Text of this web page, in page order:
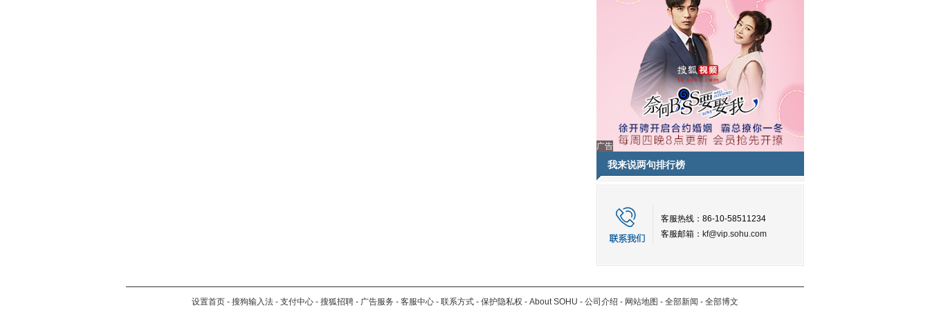
广告
我来说两句排行榜
客服热线：86-10-58511234
客服邮箱： kf@vip.sohu.com
设置首页 - 搜狗输入法 - 支付中心 - 搜狐招聘 - 广告服务 - 客服中心 - 联系方式 - 保护隐私权 - About SOHU - 公司介绍 - 网站地图 - 全部新闻 - 全部博文